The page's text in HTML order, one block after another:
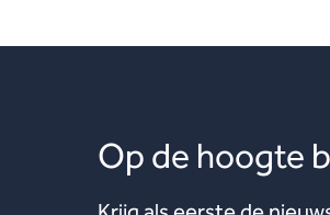
Op de hoogte